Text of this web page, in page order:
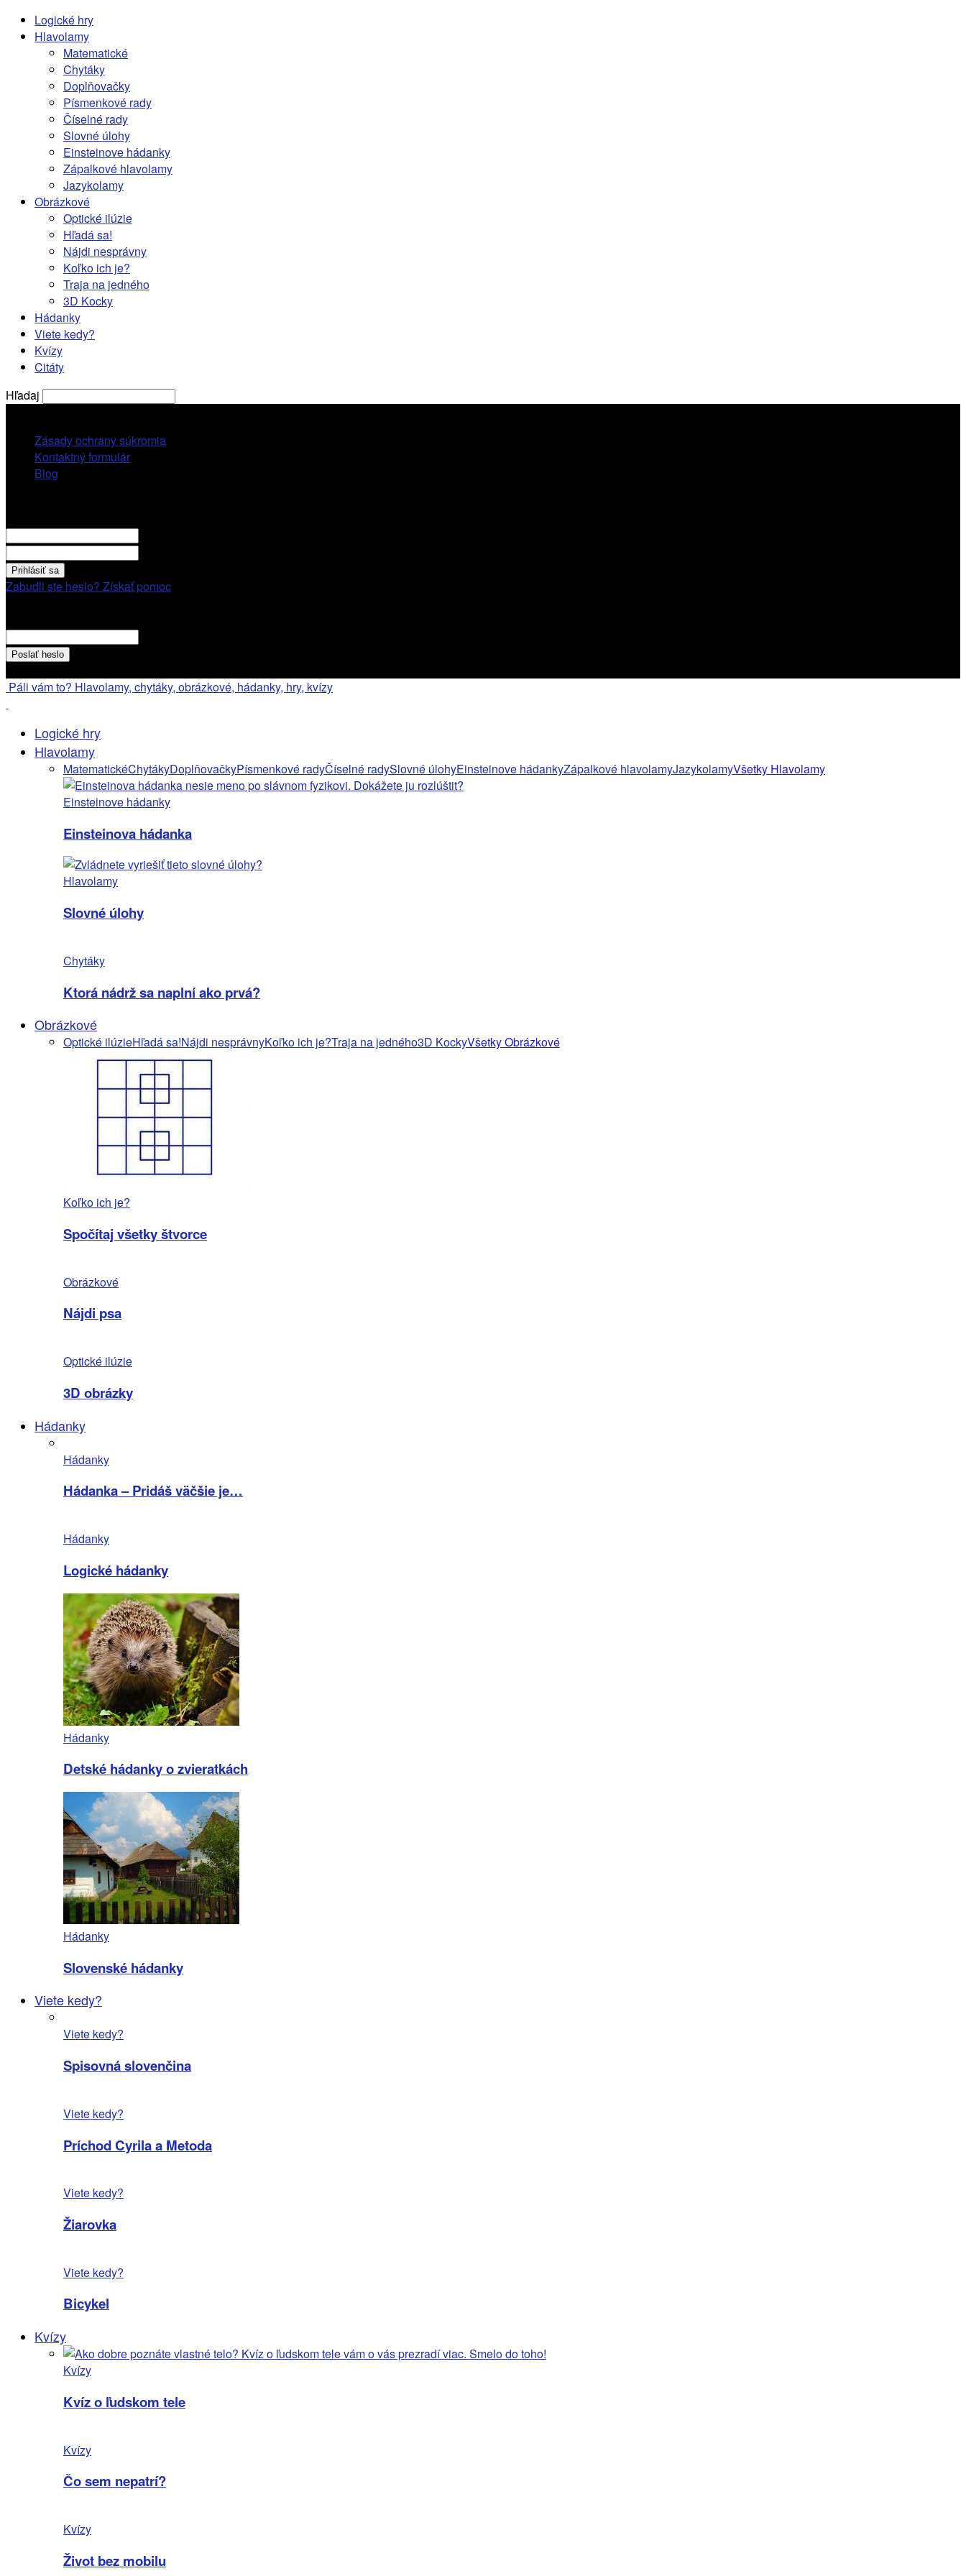
Logické hry
Hlavolamy
Matematické
Chytáky
Doplňovačky
Písmenkové rady
Číselné rady
Slovné úlohy
Einsteinove hádanky
Zápalkové hlavolamy
Jazykolamy
Obrázkové
Optické ilúzie
Hľadá sa!
Nájdi nesprávny
Koľko ich je?
Traja na jedného
3D Kocky
Hádanky
Viete kedy?
Kvízy
Citáty
Hľadaj
Zásady ochrany súkromia
Kontaktný formulár
Blog
Zabudli ste heslo? Získať pomoc
Páli vám to? Hlavolamy, chytáky, obrázkové, hádanky, hry, kvízy
Logické hry
Hlavolamy
MatematickéChytákyDoplňovačkyPísmenkové radyČíselné radySlovné úlohyEinsteinove hádankyZápalkové hlavolamyJazykolamyVšetky Hlavolamy
Einsteinove hádanky
Einsteinova hádanka
Hlavolamy
Slovné úlohy
Chytáky
Ktorá nádrž sa naplní ako prvá?
Obrázkové
Optické ilúzieHľadá sa!Nájdi nesprávnyKoľko ich je?Traja na jedného3D KockyVšetky Obrázkové
Koľko ich je?
Spočítaj všetky štvorce
Obrázkové
Nájdi psa
Optické ilúzie
3D obrázky
Hádanky
Hádanky
Hádanka – Pridáš väčšie je…
Hádanky
Logické hádanky
Hádanky
Detské hádanky o zvieratkách
Hádanky
Slovenské hádanky
Viete kedy?
Viete kedy?
Spisovná slovenčina
Viete kedy?
Príchod Cyrila a Metoda
Viete kedy?
Žiarovka
Viete kedy?
Bicykel
Kvízy
Kvízy
Kvíz o ľudskom tele
Kvízy
Čo sem nepatrí?
Kvízy
Život bez mobilu